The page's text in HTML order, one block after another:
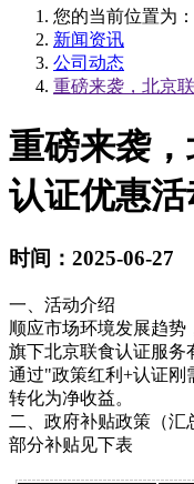
您的当前位置为：
新闻资讯
公司动态
重磅来袭，北京
重磅来袭
认证优惠活
时间：2025-06-27
一、活动介绍
顺应市场环境发展趋势
旗下北京联食认证服务
通过"政策红利+认证刚
转化为净收益。
二、政府补贴政策（汇
部分补贴见下表